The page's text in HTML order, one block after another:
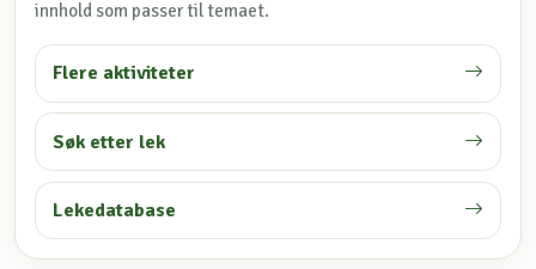
innhold som passer til temaet.
Flere aktiviteter
Søk etter lek
Lekedatabase